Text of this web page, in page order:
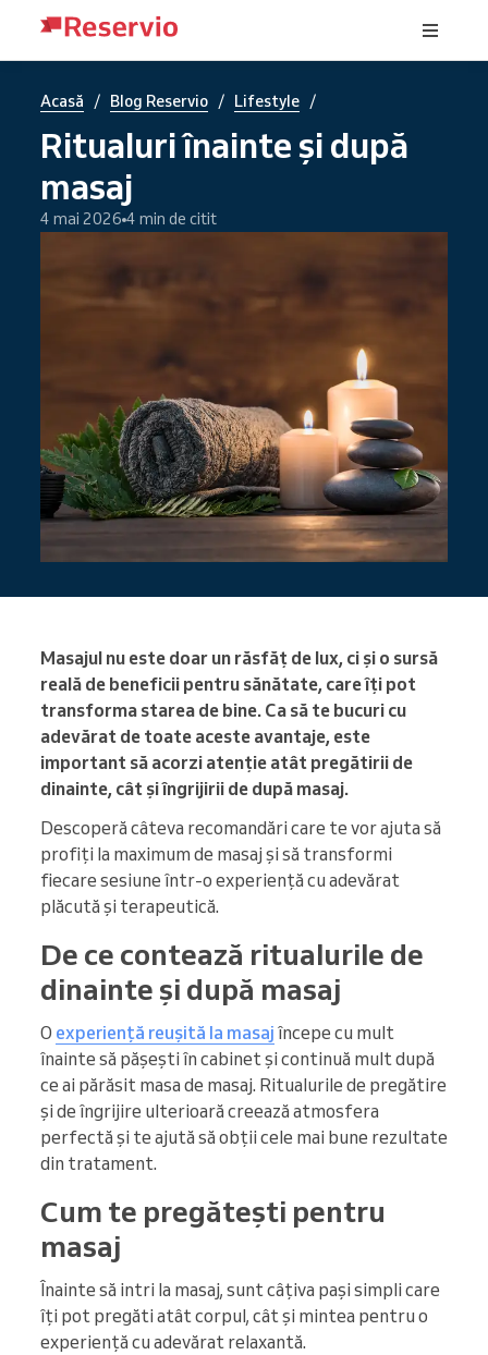
Acasă / Blog Reservio / Lifestyle /
Ritualuri înainte și după
masaj
4 mai 2026 4 min de citit
Masajul nu este doar un răsfăț de lux, ci și o sursă
reală de beneficii pentru sănătate, care îți pot
transforma starea de bine. Ca să te bucuri cu
adevărat de toate aceste avantaje, este
important să acorzi atenție atât pregătirii de
dinainte, cât și îngrijirii de după masaj.
Descoperă câteva recomandări care te vor ajuta să
profiți la maximum de masaj și să transformi
fiecare sesiune într-o experiență cu adevărat
plăcută și terapeutică.
De ce contează ritualurile de
dinainte și după masaj
O experiență reușită la masaj începe cu mult
înainte să pășești în cabinet și continuă mult după
ce ai părăsit masa de masaj. Ritualurile de pregătire
și de îngrijire ulterioară creează atmosfera
perfectă și te ajută să obții cele mai bune rezultate
din tratament.
Cum te pregătești pentru
masaj
Înainte să intri la masaj, sunt câțiva pași simpli care
îți pot pregăti atât corpul, cât și mintea pentru o
experiență cu adevărat relaxantă.